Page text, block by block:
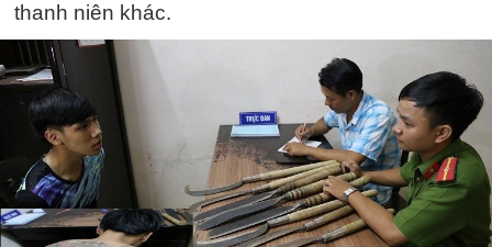
thanh niên khác.